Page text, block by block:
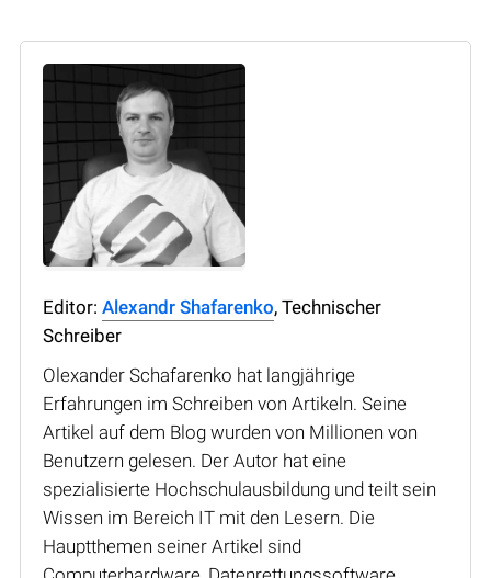
Editor: Alexandr Shafarenko, Technischer
Schreiber
Olexander Schafarenko hat langjährige
Erfahrungen im Schreiben von Artikeln. Seine
Artikel auf dem Blog wurden von Millionen von
Benutzern gelesen. Der Autor hat eine
spezialisierte Hochschulausbildung und teilt sein
Wissen im Bereich IT mit den Lesern. Die
Hauptthemen seiner Artikel sind